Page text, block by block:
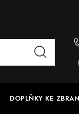
DOPLŇKY KE